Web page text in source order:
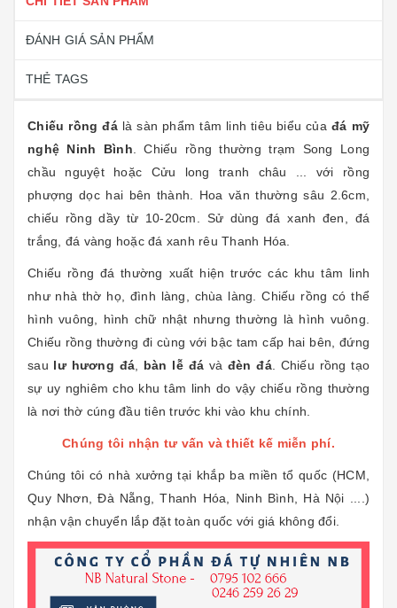
ĐÁNH GIÁ SẢN PHẨM
THẺ TAGS
Chiếu rồng đálà sàn phẩm tâm linh tiêu biểu của đá mỹ
nghệ Ninh Bình . Chiếu rồng thường trạm Song Long
chầu nguyệt hoặc Cửu long tranh châu ... với rồng
phượng dọc hai bên thành. Hoa văn thường sâu 2.6cm,
chiếu rồng dầy từ 10-20cm. Sử dùng đá xanh đen, đá
trắng, đá vàng hoặc đá xanh rêu Thanh Hóa.
Chiếu rồng đá thường xuất hiện trước các khu tâm linh
như nhà thờ họ, đình làng, chùa làng. Chiếu rồng có thể
hình vuông, hình chữ nhật nhưng thường là hình vuông.
Chiếu rồng thường đi cùng với bậc tam cấp hai bên, đứng
sau lư hương đá bàn lễ đá và đèn đá. Chiếu rồng tạo
sự uy nghiêm cho khu tâm linh do vậy chiếu rồng thường
là nơi thờ cúng đầu tiên trước khi vào khu chính.
Chúng tôi nhận tư vấn và thiết kế miễn phí.
Chúng tôi có nhà xưởng tại khắp ba miền tổ quốc (HCM,
Quy Nhơn, Đà Nẵng, Thanh Hóa, Ninh Bình, Hà Nội ....)
nhận vận chuyển lắp đặt toàn quốc với giá không đổi.